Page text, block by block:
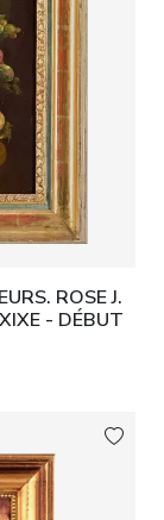
ROSE J.
- DÉBUT